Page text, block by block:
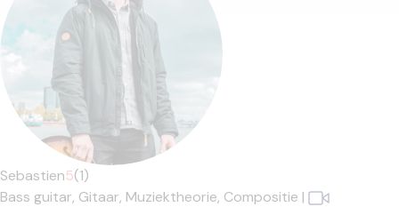
Sebastien5(1)
Bass guitar, Gitaar, Muziektheorie, Compositie |